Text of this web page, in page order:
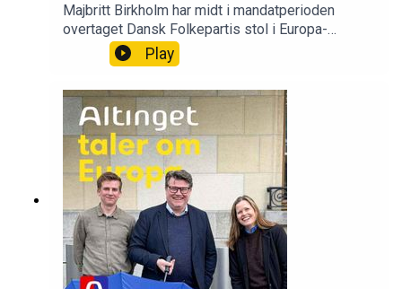
Majbritt Birkholm har midt i mandatperioden
overtaget Dansk Folkepartis stol i Europa-
Parlamentet. Hun vil blandt andet bruge pladsen
til at slå hårdt ned på grænseoverskridende
Altingets EU-podcast.Vært: Peter Ingemann
Nielsen, EU-korrespondent, AltingetGæst: Majbritt
Birkholm, medlem af Europa-Parlamentet, Dansk
FolkepartiProducer: Camille Marie Guerry,
podcastassistent
Play